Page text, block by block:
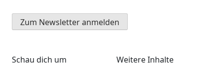
Schau dich um Weitere Inhalte